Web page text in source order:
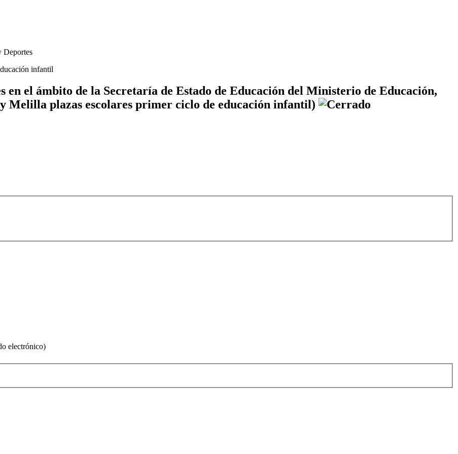
Deportes
infantil
en el ámbito de la Secretaría de Estado de Educación del Ministerio de Educación,
Melilla plazas escolares primer ciclo de educación infantil)
electrónico)